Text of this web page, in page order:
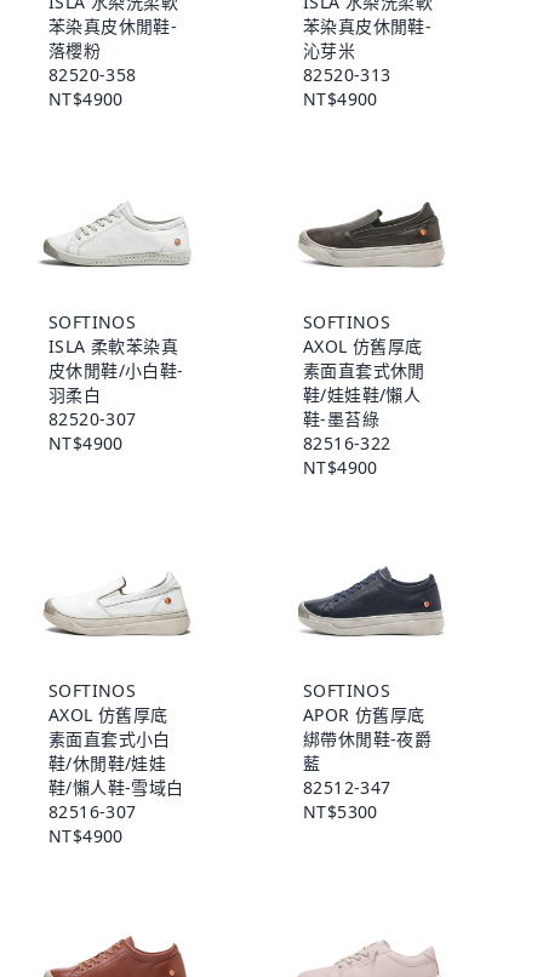
苯染真皮休閒鞋-
落櫻粉
82520-358
NT$4900
苯染真皮休閒鞋-
沁芽米
82520-313
NT$4900
SOFTINOS
ISLA 柔軟苯染真
皮休閒鞋/小白鞋-
羽柔白
82520-307
NT$4900
SOFTINOS
AXOL 仿舊厚底
素面直套式休閒
鞋/娃娃鞋/懶人
鞋-墨苔綠
82516-322
NT$4900
SOFTINOS
AXOL 仿舊厚底
素面直套式小白
鞋/休閒鞋/娃娃
鞋/懶人鞋-雪域白
82516-307
NT$4900
SOFTINOS
APOR 仿舊厚底
綁帶休閒鞋-夜爵
藍
82512-347
NT$5300